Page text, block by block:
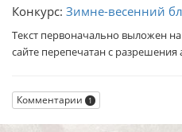
Конкурс: Зимне-весенний
Текст первоначально выложен
сайте перепечатан с
Комментарии 1